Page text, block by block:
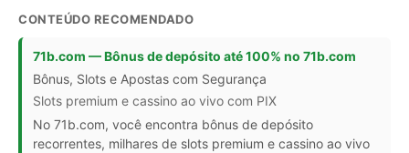
CONTEÚDO RECOMENDADO
71b.com — Bônus de depósito até 100% no 71b.com
Bônus, Slots e Apostas com Segurança
Slots premium e cassino ao vivo com PIX
No 71b.com, você encontra bônus de depósito
recorrentes, milhares de slots premium e cassino ao vivo